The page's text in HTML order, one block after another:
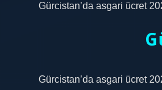
Gürcistan’da asgari ücret
Gürcistan’da asgari ücret